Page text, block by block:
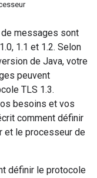
messages sont
1.1 et 1.2. Selon
de Java, votre
peuvent
TLS 1.3.
besoins et vos
comment définir
et le processeur de
définir le protocole